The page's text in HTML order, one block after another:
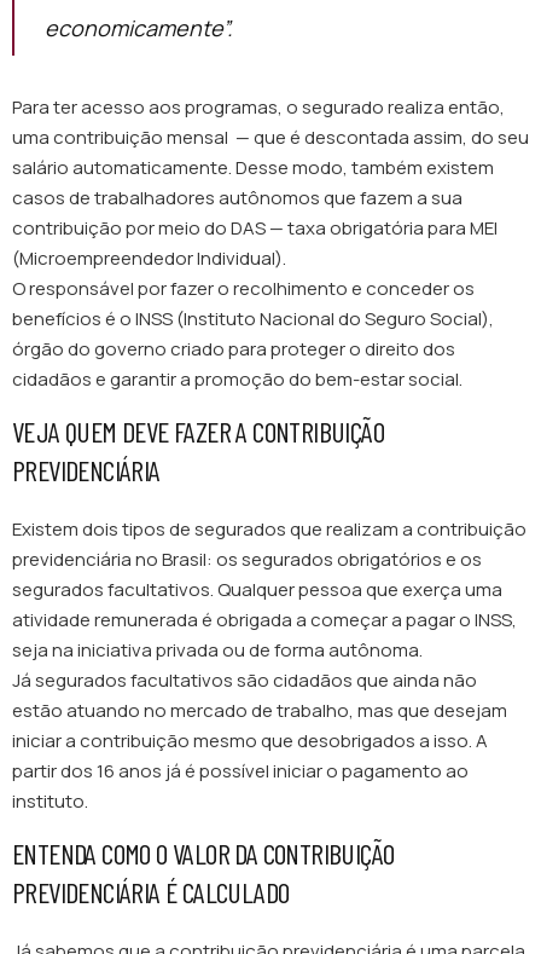
economicamente”.
Para ter acesso aos programas, o segurado realiza então,
uma contribuição mensal — que é descontada assim, do seu
salário automaticamente. Desse modo, também existem
casos de trabalhadores autônomos que fazem a sua
contribuição por meio do DAS — taxa obrigatória para MEI
(Microempreendedor Individual).
O responsável por fazer o recolhimento e conceder os
benefícios é o INSS (Instituto Nacional do Seguro Social),
órgão do governo criado para proteger o direito dos
cidadãos e garantir a promoção do bem-estar social.
VEJA QUEM DEVE FAZER A CONTRIBUIÇÃO
PREVIDENCIÁRIA
Existem dois tipos de segurados que realizam a contribuição
previdenciária no Brasil: os segurados obrigatórios e os
segurados facultativos. Qualquer pessoa que exerça uma
atividade remunerada é obrigada a começar a pagar o INSS,
seja na iniciativa privada ou de forma autônoma.
Já segurados facultativos são cidadãos que ainda não
estão atuando no mercado de trabalho, mas que desejam
iniciar a contribuição mesmo que desobrigados a isso. A
partir dos 16 anos já é possível iniciar o pagamento ao
instituto.
ENTENDA COMO O VALOR DA CONTRIBUIÇÃO
PREVIDENCIÁRIA É CALCULADO